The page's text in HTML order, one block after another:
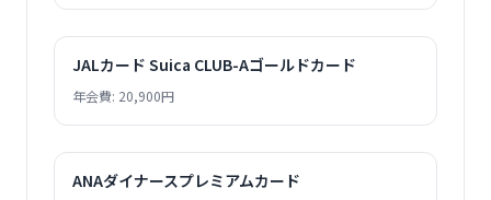
JALカード Suica CLUB-Aゴールドカード
年会費: 20,900円
ANAダイナースプレミアムカード